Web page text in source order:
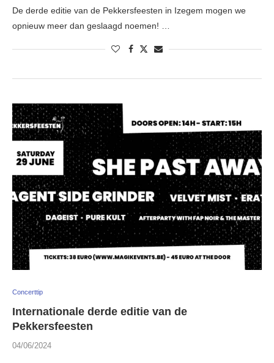
De derde editie van de Pekkersfeesten in Izegem mogen we
opnieuw meer dan geslaagd noemen! …
Concerttip
Internationale derde editie van de
Pekkersfeesten
04/06/2024